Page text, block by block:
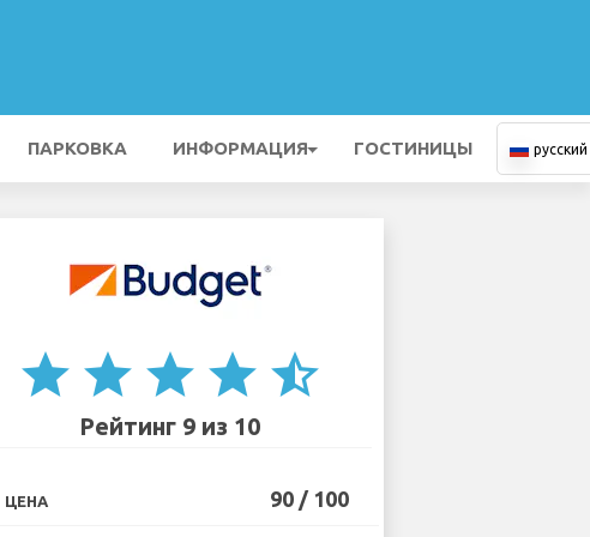
ПАРКОВКА ИНФОРМАЦИЯ ГОСТИНИЦЫ русский
star star star star star_half
Рейтинг 9 из 10
ЦЕНА 90 / 100